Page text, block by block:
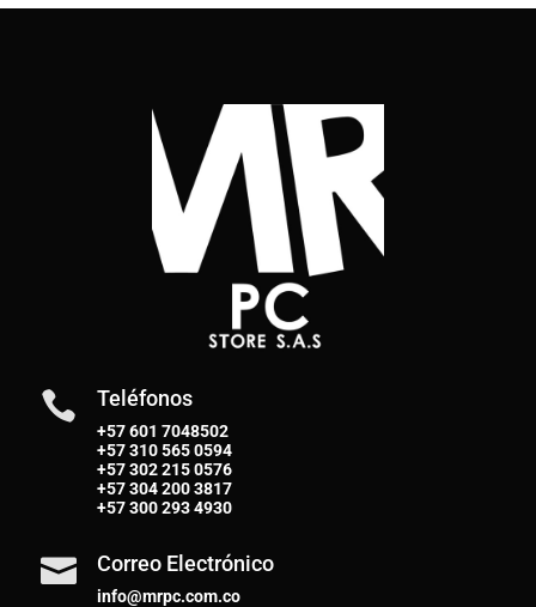
 Teléfonos
+57 601 7048502
+57310 565 0594
+57302 215 0576
+57304 200 3817
+57300 293 4930
 Correo Electrónico
info@mrpc.com.co